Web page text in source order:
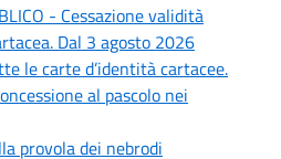
- Cessazione validità
Dal 3 agosto 2026
le carte d’identità cartacee.
al pascolo nei
provola dei nebrodi